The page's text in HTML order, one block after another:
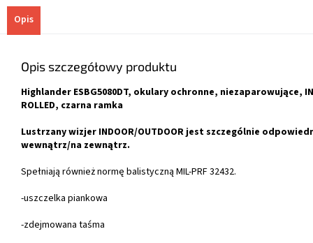
Opis
Opis szczegółowy produktu
Highlander ESBG5080DT, okulary ochronne, niezaparowujące,
ROLLED, czarna ramka
Lustrzany wizjer INDOOR/OUTDOOR jest szczególnie
wewnątrz/na zewnątrz.
Spełniają również normę balistyczną MIL-PRF 32432.
-uszczelka piankowa
-zdejmowana taśma